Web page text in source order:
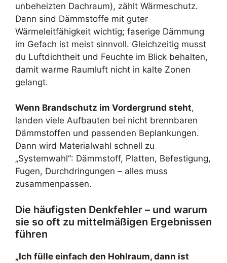
unbeheizten Dachraum), zählt Wärmeschutz.
Dann sind Dämmstoffe mit guter
Wärmeleitfähigkeit wichtig; faserige Dämmung
im Gefach ist meist sinnvoll. Gleichzeitig musst
du Luftdichtheit und Feuchte im Blick behalten,
damit warme Raumluft nicht in kalte Zonen
gelangt.
Wenn Brandschutz im Vordergrund steht,
landen viele Aufbauten bei nicht brennbaren
Dämmstoffen und passenden Beplankungen.
Dann wird Materialwahl schnell zu
„Systemwahl“: Dämmstoff, Platten, Befestigung,
Fugen, Durchdringungen – alles muss
zusammenpassen.
Die häufigsten Denkfehler – und warum
sie so oft zu mittelmäßigen Ergebnissen
führen
„Ich fülle einfach den Hohlraum, dann ist